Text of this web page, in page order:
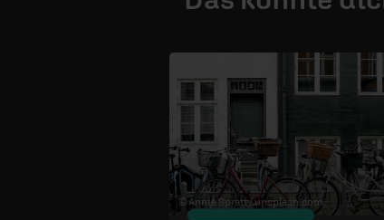
© Annie Spratt /unsplash.com